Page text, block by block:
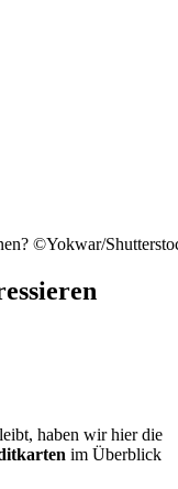
©Yokwar/
haben wir hier die
im Überblick